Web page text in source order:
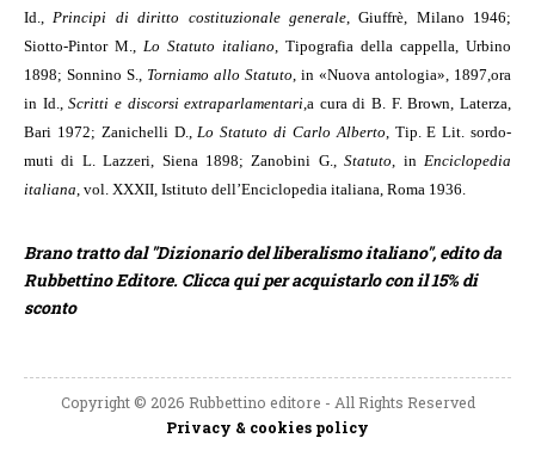
Id.,Principi di diritto costituzionale generale, Giuffrè, Milano 1946;
Siotto-Pintor M., Lo Statuto italiano, Tipografia della cappella, Urbino
1898; Sonnino S., Torniamo allo Statuto, in «Nuova antologia», 1897,ora
in Id.,Scritti e discorsi extraparlamentari,a cura di B. F. Brown, Laterza,
Bari 1972; Zanichelli D.,Lo Statuto di Carlo Alberto, Tip. E Lit. sordo-
muti di L. Lazzeri, Siena 1898; Zanobini G.,Statuto, inEnciclopedia
italiana, vol. XXXII, Istituto dell’Enciclopedia italiana, Roma 1936.
Brano tratto dal "Dizionario del liberalismo italiano", edito da
Rubbettino Editore. Clicca qui per acquistarlo con il 15% di
sconto
Copyright © 2026 Rubbettino editore - All Rights Reserved
Privacy & cookies policy